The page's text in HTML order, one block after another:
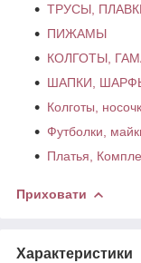
ТРУСЫ,
ПИЖАМЫ
КОЛГОТЫ,
ШАПКИ,
Колготы,
Футболки,
Платья,
Приховати
Характеристики